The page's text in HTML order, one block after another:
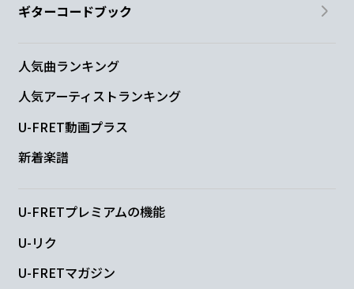
ギターコードブック
人気曲ランキング
人気アーティストランキング
U-FRET動画プラス
新着楽譜
U-FRETプレミアムの機能
U-リク
U-FRETマガジン